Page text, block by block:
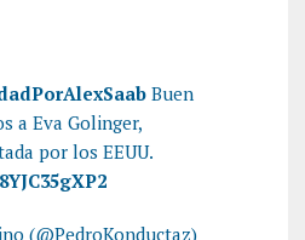
Buen
a Eva Golinger,
por los EEUU.
(@PedroKonductaz)